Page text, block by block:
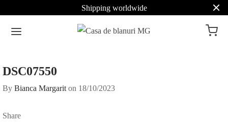
Shipping worldwide
DSC07550
By Bianca Margarit on 18/10/2023
Share